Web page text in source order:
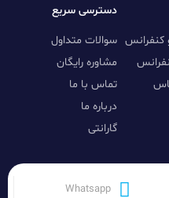
کنفرانس
دسترسی سریع
سوالات متداول
مشاوره رایگان
تماس با ما
درباره ما
گارانتی
Whatsapp